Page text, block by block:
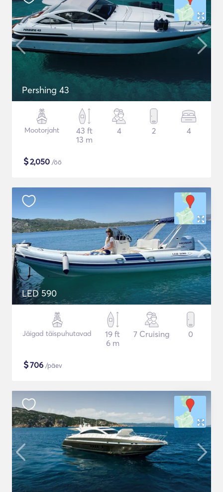
Pershing 43
Mootorjaht
43 ft
13 m
4 2 4
$2,050 /öö
LED 590
Jäigad täispuhutavad
19 ft
6 m
7 Cruising 0
$706 /päev